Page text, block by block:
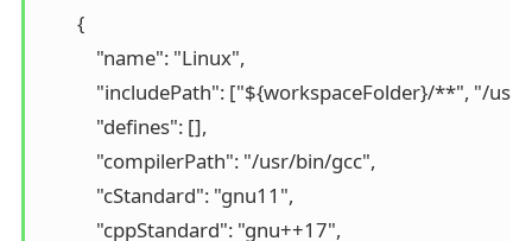
        {
            "name": "Linux",
"includePath": ["${workspaceFolder}/**", "/
            "defines": [],
            "compilerPath": "/usr/bin/gcc",
            "cStandard": "gnu11",
            "cppStandard": "gnu++17",